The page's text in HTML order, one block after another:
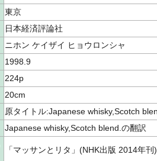
東京
日本経済評論社
ニホン ケイザイ ヒョウロンシャ
1998.9
224p
20cm
原タイトル:Japanese whisky,Scotch
Japanese whisky,Scotch blend.の翻訳
「マッサンとリタ」(NHK出版 2014年